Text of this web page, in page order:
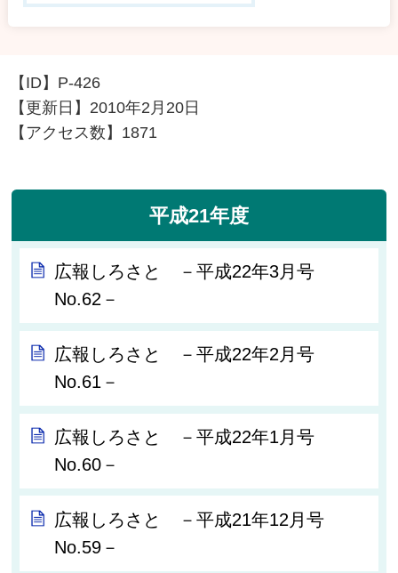
【ID】 P-426
【更新日】 2010年2月20日
【アクセス数】 1871
平成21年度
広報しろさと －平成22年3月号
No.62－
広報しろさと －平成22年2月号
No.61－
広報しろさと －平成22年1月号
No.60－
広報しろさと －平成21年12月号
No.59－